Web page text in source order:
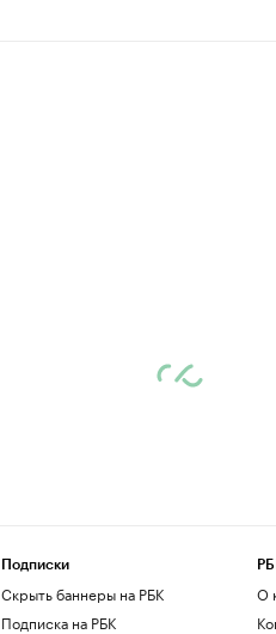
Подписки
Скрыть баннеры на РБК
Подписка на РБК
О